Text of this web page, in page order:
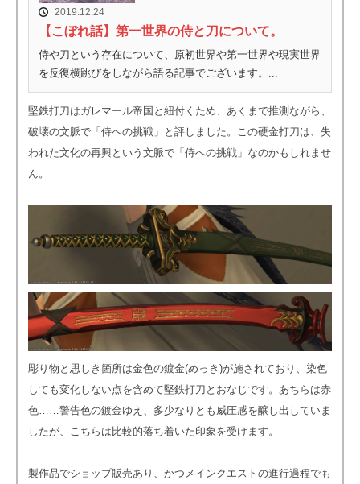
2019.12.24
【こぼれ話】第一世界の侍と刀について。
侍や刀という存在について、原初世界や第一世界や現実世界
を反復横跳びをしながら語る記事でございます。...
堅鉄打刀はガレマール帝国と紐付くため、あくまで推測ながら、
破壊の文脈で「侍への挑戦」と評しました。この硬金打刀は、失
われた文化の再興という文脈で「侍への挑戦」なのかもしれませ
ん。
彫り物と思しき箇所は金色の鍍金(めっき)が施されており、染色
しても変化しない点を含めて堅鉄打刀とおなじです。あちらは赤
色……警告色の鍍金ゆえ、多少なりとも威圧感を醸し出していま
したが、こちらは比較的落ち着いた印象を受けます。
製作品でショップ販売あり、かつメインクエストの進行過程でも